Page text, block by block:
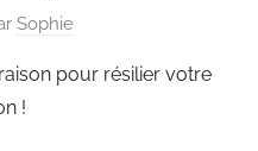
Sophie
pour résilier votre
!